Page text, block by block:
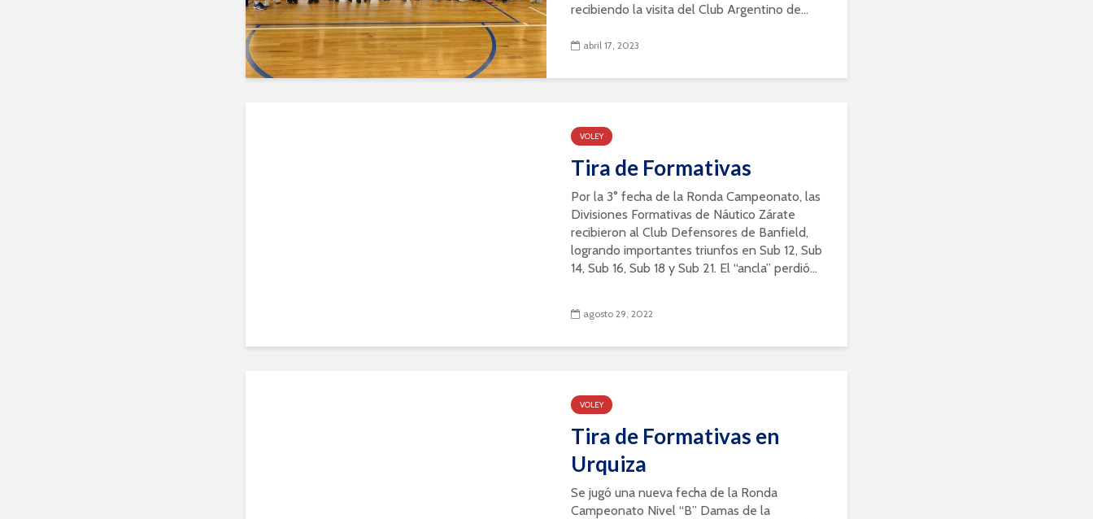
recibiendo la visita del Club Argentino de...
abril 17, 2023
VOLEY
Tira de Formativas
Por la 3° fecha de la Ronda Campeonato, las
Divisiones Formativas de Náutico Zárate
recibieron al Club Defensores de Banfield,
logrando importantes triunfos en Sub 12, Sub
14, Sub 16, Sub 18 y Sub 21. El “ancla” perdió...
agosto 29, 2022
VOLEY
Tira de Formativas en
Urquiza
Se jugó una nueva fecha de la Ronda
Campeonato Nivel “B” Damas de la